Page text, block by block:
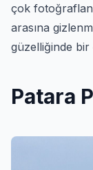
çok
arasına
güzelliğinde bir
Patara